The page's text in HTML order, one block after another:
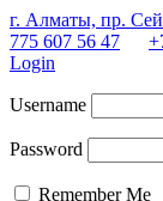
г. Алматы, пр.
775 607 56 47
Login
Username
Password
Remember Me